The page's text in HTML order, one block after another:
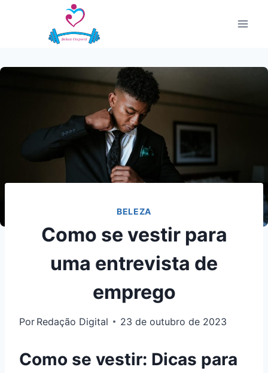
BELEZA
Como se vestir para
uma entrevista de
emprego
Por Redação Digital 23 de outubro de 2023
Como se vestir: Dicas para